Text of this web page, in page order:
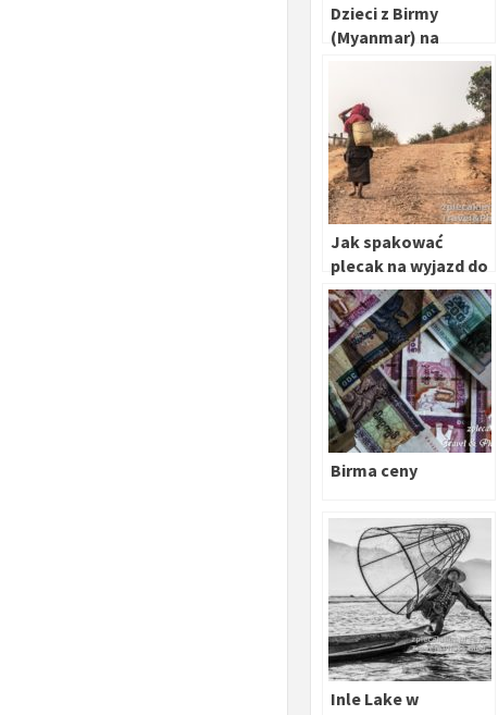
Dzieci z Birmy
(Myanmar) na
Jak spakować
plecak na wyjazd do
Azji
Birma ceny
Inle Lake w